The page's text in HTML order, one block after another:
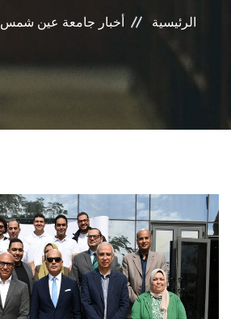
الرئيسية أخبار جامعة عين شمس